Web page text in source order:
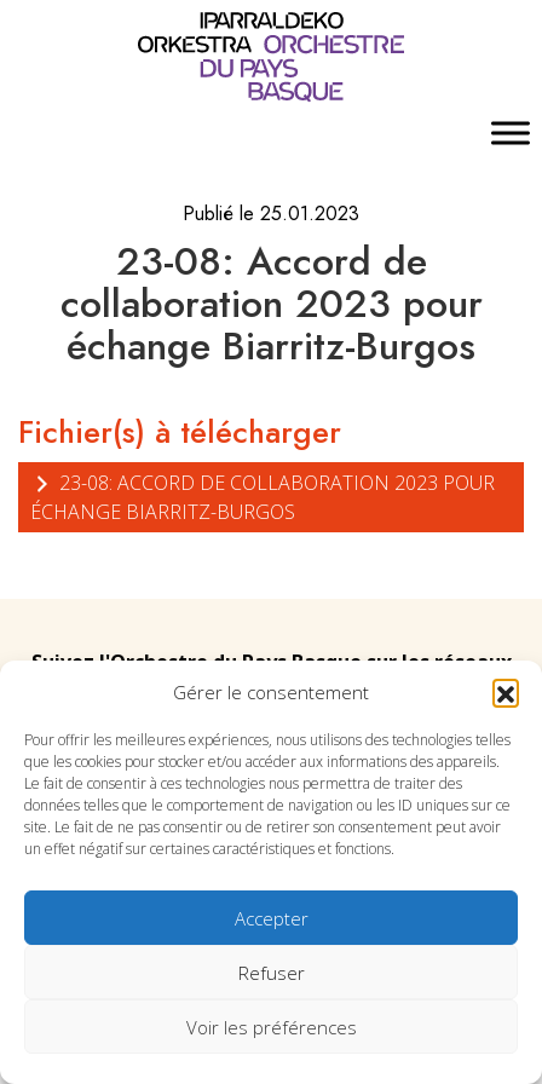
Gérer le consentement
Pour offrir les meilleures expériences, nous utilisons des technologies telles
que les cookies pour stocker et/ou accéder aux informations des appareils.
Le fait de consentir à ces technologies nous permettra de traiter des
données telles que le comportement de navigation ou les ID uniques sur ce
site. Le fait de ne pas consentir ou de retirer son consentement peut avoir
un effet négatif sur certaines caractéristiques et fonctions.
Accepter
Refuser
Voir les préférences
Publié le 25.01.2023
23-08: Accord de
collaboration 2023 pour
échange Biarritz-Burgos
Fichier(s) à télécharger
23-08: ACCORD DE COLLABORATION 2023 POUR
ÉCHANGE BIARRITZ-BURGOS
Suivez l'Orchestre du Pays Basque sur les réseaux
Suivez le conservatoire du Pays Basque sur les
réseaux
SITE DU CONSERVATOIRE